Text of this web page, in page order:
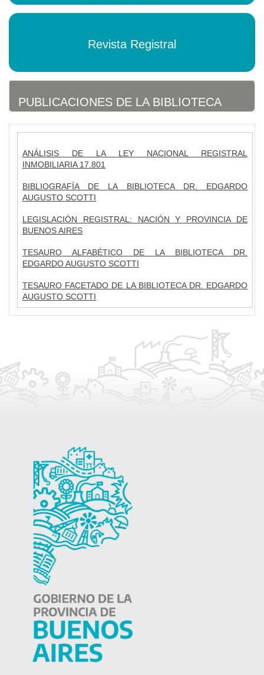
Revista Registral
PUBLICACIONES DE LA BIBLIOTECA
ANÁLISIS DE LA LEY NACIONAL REGISTRAL
INMOBILIARIA 17.801
BIBLIOGRAFÍA DE LA BIBLIOTECA DR. EDGARDO
AUGUSTO SCOTTI
LEGISLACIÓN REGISTRAL: NACIÓN Y PROVINCIA DE
BUENOS AIRES
TESAURO ALFABÉTICO DE LA BIBLIOTECA DR.
EDGARDO AUGUSTO SCOTTI
TESAURO FACETADO DE LA BIBLIOTECA DR. EDGARDO
AUGUSTO SCOTTI